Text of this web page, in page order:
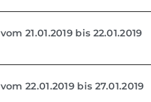
vom 21.01.2019 bis 22.01.2019
vom 22.01.2019 bis 27.01.2019